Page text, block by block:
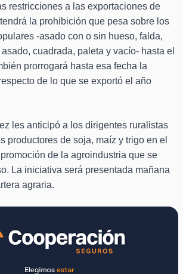
restricciones a las exportaciones de
la prohibición que pesa sobre los
-asado con o sin hueso, falda,
cuadrada, paleta y vacío- hasta el
prorrogará hasta esa fecha la
de lo que se exportó el año
les anticipó a los dirigentes ruralistas
productores de soja, maíz y trigo en el
de la agroindustria que se
La iniciativa será presentada mañana
agraria.